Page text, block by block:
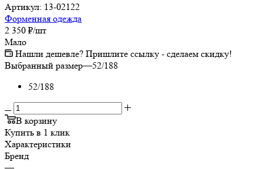
Артикул: 13-02122
Форменная одежда
2 350 ₽/шт
Мало
Нашли дешевле? Пришлите ссылку - сделаем скидку!
Выбранный размер—52/188
52/188
В корзину
Купить в 1 клик
Характеристики
Бренд